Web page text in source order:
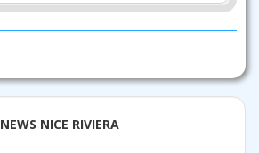
NEWS NICE RIVIERA